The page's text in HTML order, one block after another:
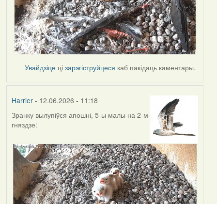
Увайдзіце цізарэгіструйцеся каб пакідаць каментары.
Harrier- 12.06.2026 - 11:18
Зранку вылупіўся апошні, 5-ы малы на 2-м
гняздзе: